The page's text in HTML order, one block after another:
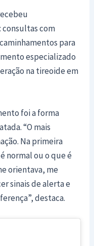
com
para
especializado
na tireoide em
foi a forma
“O mais
Na primeira
normal ou o que é
orientava, me
sinais de alerta e
destaca.